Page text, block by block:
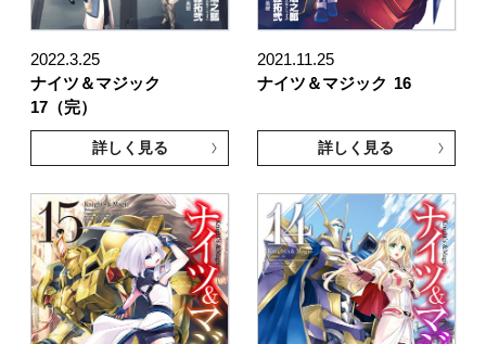
2022.3.25
ナイツ＆マジック
17（完）
詳しく見る
2021.11.25
ナイツ＆マジック 16
詳しく見る